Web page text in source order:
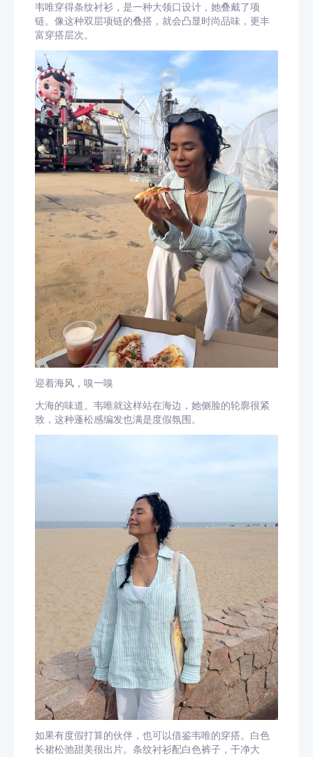
韦唯穿得条纹衬衫，是一种大领口设计，她叠戴了项
链。像这种双层项链的叠搭，就会凸显时尚品味，更丰
富穿搭层次。
迎着海风，嗅一嗅
大海的味道。韦唯就这样站在海边，她侧脸的轮廓很紧
致，这种蓬松感编发也满是度假氛围。
如果有度假打算的伙伴，也可以借鉴韦唯的穿搭。白色
长裙松弛甜美很出片。条纹衬衫配白色裤子，干净大